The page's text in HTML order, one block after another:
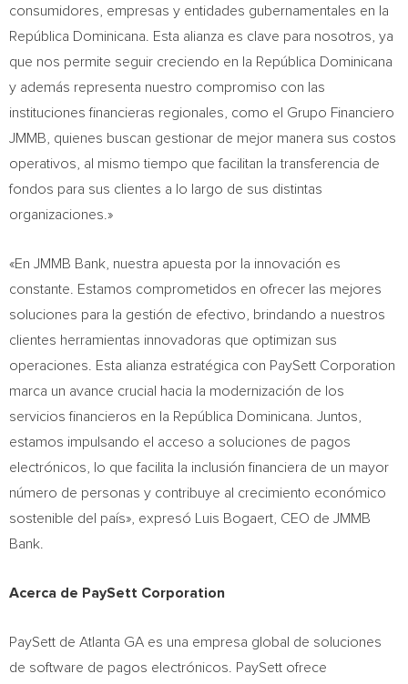
consumidores, empresas y entidades gubernamentales en la
República Dominicana. Esta alianza es clave para nosotros, ya
que nos permite seguir creciendo en la República Dominicana
y además representa nuestro compromiso con las
instituciones financieras regionales, como el Grupo Financiero
JMMB, quienes buscan gestionar de mejor manera sus costos
operativos, al mismo tiempo que facilitan la transferencia de
fondos para sus clientes a lo largo de sus distintas
organizaciones.»
«En JMMB Bank, nuestra apuesta por la innovación es
constante. Estamos comprometidos en ofrecer las mejores
soluciones para la gestión de efectivo, brindando a nuestros
clientes herramientas innovadoras que optimizan sus
operaciones. Esta alianza estratégica con PaySett Corporation
marca un avance crucial hacia la modernización de los
servicios financieros en la República Dominicana. Juntos,
estamos impulsando el acceso a soluciones de pagos
electrónicos, lo que facilita la inclusión financiera de un mayor
número de personas y contribuye al crecimiento económico
sostenible del país», expresó
Luis Bogaert , CEO de JMMB
Bank.
Acerca de PaySett Corporation
PaySett de Atlanta GA es una empresa global de soluciones
de software de pagos electrónicos. PaySett ofrece